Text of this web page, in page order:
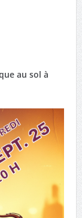
au sol à